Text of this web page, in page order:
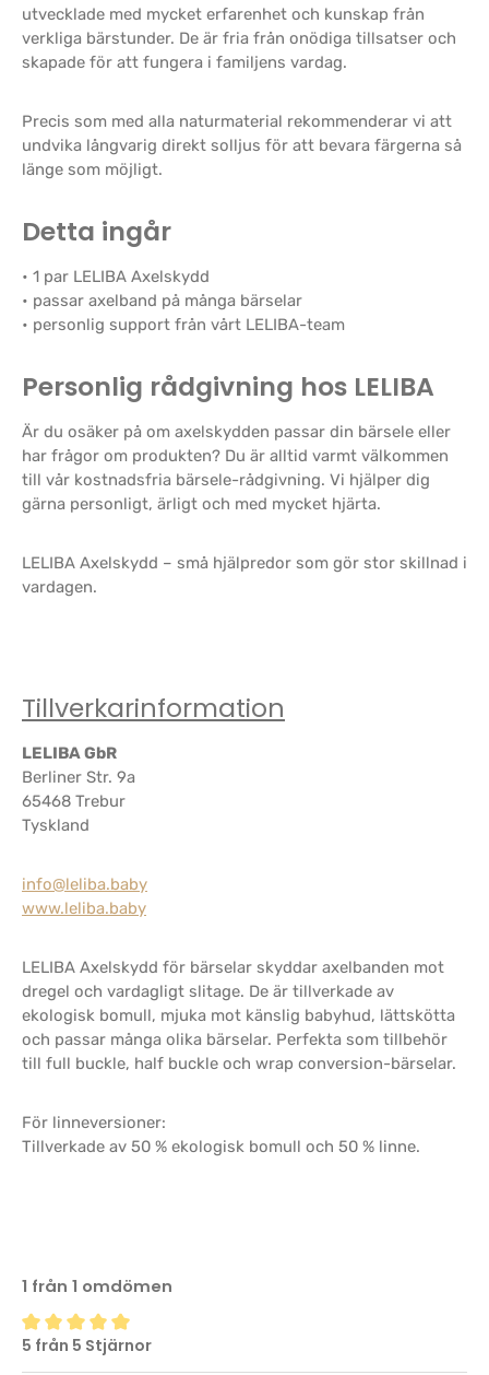
utvecklade med mycket erfarenhet och kunskap från
verkliga bärstunder. De är fria från onödiga tillsatser och
skapade för att fungera i familjens vardag.
Precis som med alla naturmaterial rekommenderar vi att
undvika långvarig direkt solljus för att bevara färgerna så
länge som möjligt.
Detta ingår
• 1 par LELIBA Axelskydd
• passar axelband på många bärselar
• personlig support från vårt LELIBA-team
Personlig rådgivning hos LELIBA
Är du osäker på om axelskydden passar din bärsele eller
har frågor om produkten? Du är alltid varmt välkommen
till vår kostnadsfria bärsele-rådgivning. Vi hjälper dig
gärna personligt, ärligt och med mycket hjärta.
LELIBA Axelskydd – små hjälpredor som gör stor skillnad i
vardagen.
Tillverkarinformation
LELIBA GbR
Berliner Str. 9a
65468 Trebur
Tyskland
info@leliba.baby
www.leliba.baby
LELIBA Axelskydd för bärselar skyddar axelbanden mot
dregel och vardagligt slitage. De är tillverkade av
ekologisk bomull, mjuka mot känslig babyhud, lättskötta
och passar många olika bärselar. Perfekta som tillbehör
till full buckle, half buckle och wrap conversion-bärselar.
För linneversioner:
Tillverkade av 50 % ekologisk bomull och 50 % linne.
1 från 1 omdömen
Genomsnittligt betyg på 5 av 5 stjärnor
5 från 5 Stjärnor